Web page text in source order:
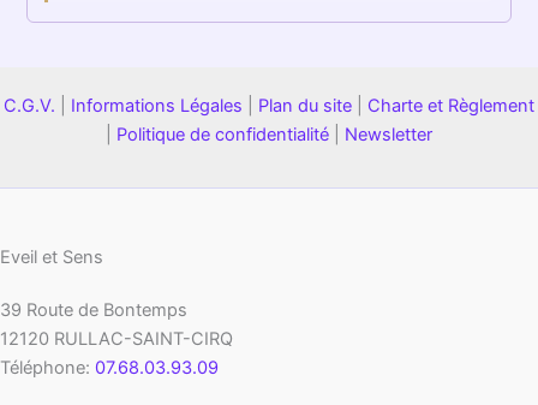
C.G.V. Informations Légales Plan du site
Charte et Règlement
Politique de confidentialité Newsletter
Eveil et Sens
39 Route de Bontemps
12120 RULLAC-SAINT-CIRQ
Téléphone: 07.68.03.93.09